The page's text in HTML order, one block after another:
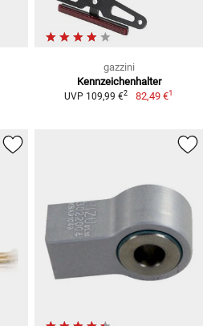
gazzini
Kennzeichenhalter
UVP 109,99 €2 82,49 €1